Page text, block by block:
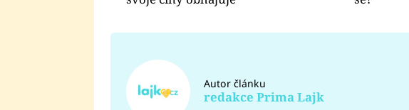
Autor článku
redakce Prima Lajk